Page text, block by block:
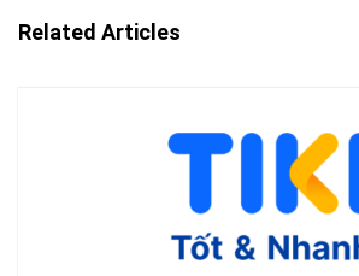
Related Articles